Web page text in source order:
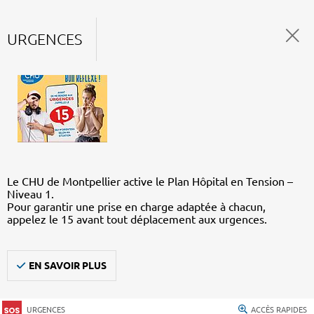
URGENCES
Le CHU de Montpellier active le Plan Hôpital en Tension –
Niveau 1.
Pour garantir une prise en charge adaptée à chacun,
appelez le 15 avant tout déplacement aux urgences.
EN SAVOIR PLUS
URGENCES ACCÈS RAPIDES